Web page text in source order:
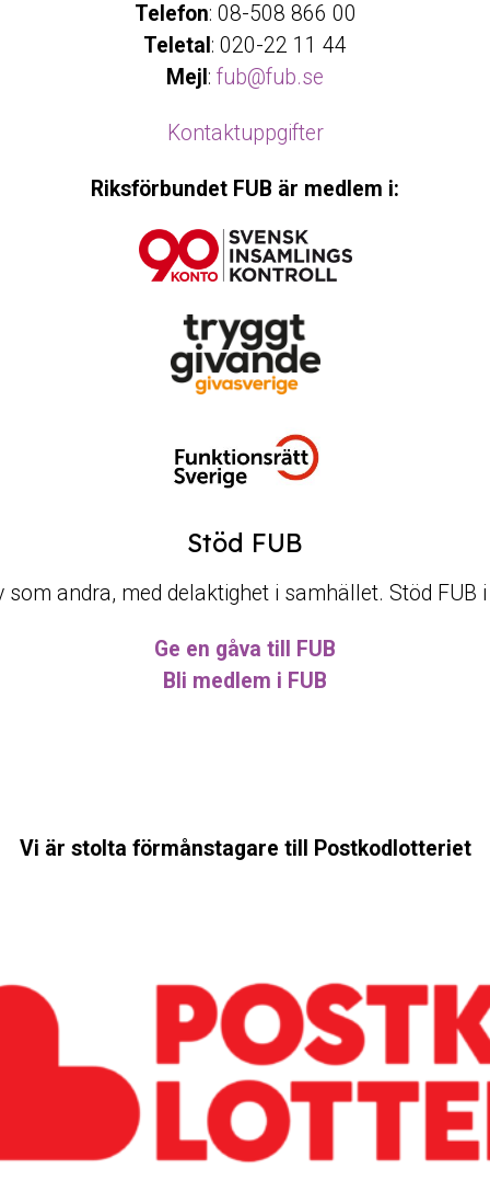
Telefon: 08-508 866 00
Teletal : 020-22 11 44
Mejl : fub@fub.se
Kontaktuppgifter
Riksförbundet FUB är medlem i:
Stöd FUB
som andra, med delaktighet i samhället. Stöd FUB
Ge en gåva till FUB
Bli medlem i FUB
Vi är stolta förmånstagare till Postkodlotteriet